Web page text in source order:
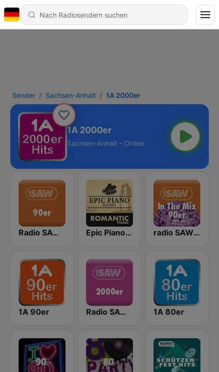
Sender Sachsen-Anhalt 1A 2000er
1A 2000er
Sachsen-Anhalt - Online
Radio SAW - 90er Epic Piano - ROMANTIC PIANO radio SAW - In The Mix 90er
1A 90er Radio SAW - 2000er 1A 80er